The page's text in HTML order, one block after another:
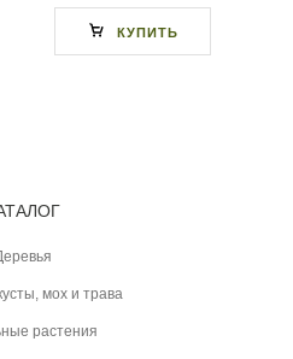
КУПИТЬ
мох и трава
растения